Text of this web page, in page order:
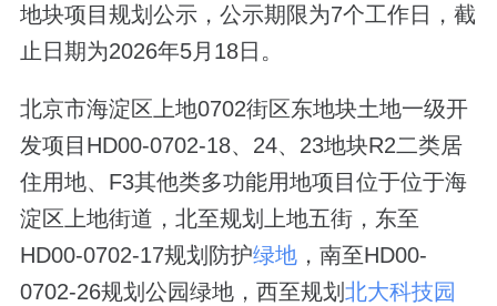
地块项目规划公示，公示期限为7个工作日，截
止日期为2026年5月18日。
北京市海淀区上地0702街区东地块土地一级开
发项目HD00-0702-18、24、23地块R2二类居
住用地、F3其他类多功能用地项目位于位于海
淀区上地街道，北至规划上地五街，东至
HD00-0702-17规划防护绿地，南至HD00-
0702-26规划公园绿地，西至规划 北大科技园